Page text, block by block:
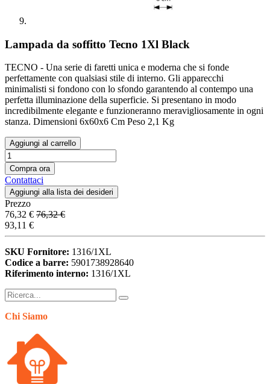
Lampada da soffitto Tecno 1Xl Black
TECNO - Una serie di faretti unica e moderna che si fonde
perfettamente con qualsiasi stile di interno. Gli apparecchi
minimalisti si fondono con lo sfondo garantendo al contempo una
perfetta illuminazione della superficie. Si presentano in modo
incredibilmente elegante e funzioneranno meravigliosamente in ogni
stanza. Dimensioni 6x60x6 Cm Peso 2,1 Kg
Aggiungi al carrello
Compra ora
Contattaci
Aggiungi alla lista dei desideri
Prezzo
76,32 € 76,32€
93,11 €
SKU Fornitore: 1316/1XL
Codice a barre: 5901738928640
Riferimento interno: 1316/1XL
Chi Siamo